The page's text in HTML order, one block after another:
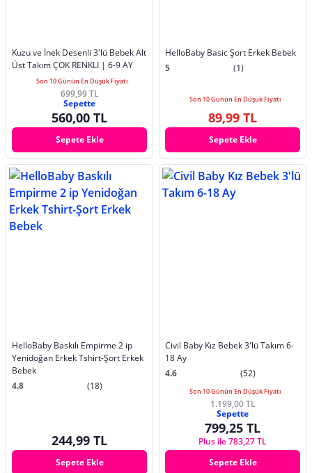
Kuzu ve İnek Desenli 3'lü Bebek Alt
Üst Takım ÇOK RENKLİ | 6-9 AY
Son 10 Günün En Düşük Fiyatı
699,99 TL
Sepette
560,00 TL
Sepete Ekle
HelloBaby Basic Şort Erkek Bebek
5
(1)
Son 10 Günün En Düşük Fiyatı
89,99 TL
Sepete Ekle
HelloBaby Baskılı Empirme 2 ip
Yenidoğan Erkek Tshirt-Şort Erkek
Bebek
4.8
(18)
244,99 TL
Sepete Ekle
Civil Baby Kız Bebek 3'lü Takım 6-
18 Ay
4.6
(52)
Son 10 Günün En Düşük Fiyatı
1.199,00 TL
Sepette
799,25 TL
Plus ile 783,27 TL
Sepete Ekle